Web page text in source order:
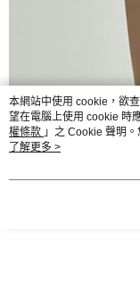
本網站中使用 cookie，欲
望在電腦上使用 cookie 時
權條款 」之 Cookie 聲明
用條款之 Cookie 聲明使用
了解更多 >